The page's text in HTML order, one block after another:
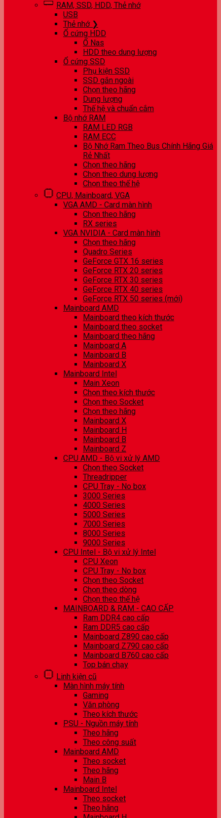
RAM, SSD, HDD, Thẻ nhớ
USB
Thẻ nhớ ❯
Ổ cứng HDD
Ổ Nas
HDD theo dung lượng
Ổ cứng SSD
Phụ kiện SSD
SSD gắn ngoài
Chọn theo hãng
Dung lượng
Thế hệ và chuẩn cắm
Bộ nhớ RAM
RAM LED RGB
RAM ECC
Bộ Nhớ Ram Theo Bus Chính Hãng Giá
Rẻ Nhất
Chọn theo hãng
Chọn theo dung lượng
Chọn theo thế hệ
CPU, Mainboard, VGA
VGA AMD - Card màn hình
Chọn theo hãng
RX series
VGA NVIDIA - Card màn hình
Chọn theo hãng
Quadro Series
GeForce GTX 16 series
GeForce RTX 20 series
GeForce RTX 30 series
GeForce RTX 40 series
GeForce RTX 50 series (mới)
Mainboard AMD
Mainboard theo kích thước
Mainboard theo socket
Mainboard theo hãng
Mainboard A
Mainboard B
Mainboard X
Mainboard Intel
Main Xeon
Chọn theo kích thước
Chọn theo Socket
Chọn theo hãng
Mainboard X
Mainboard H
Mainboard B
Mainboard Z
CPU AMD - Bộ vi xử lý AMD
Chọn theo Socket
Threadripper
CPU Tray - No box
3000 Series
4000 Series
5000 Series
7000 Series
8000 Series
9000 Series
CPU Intel - Bộ vi xử lý Intel
CPU Xeon
CPU Tray - No box
Chọn theo Socket
Chọn theo dòng
Chọn theo thế hệ
MAINBOARD & RAM - CAO CẤP
Ram DDR4 cao cấp
Ram DDR5 cao cấp
Mainboard Z890 cao cấp
Mainboard Z790 cao cấp
Mainboard B760 cao cấp
Top bán chạy
Linh kiện cũ
Màn hình máy tính
Gaming
Văn phòng
Theo kích thước
PSU - Nguồn máy tính
Theo hãng
Theo công suất
Mainboard AMD
Theo socket
Theo hãng
Main B
Mainboard Intel
Theo socket
Theo hãng